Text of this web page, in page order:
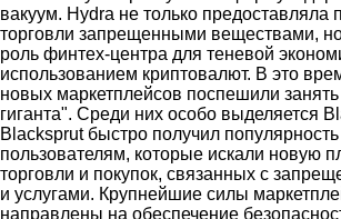
вакуум. Hydra не только предоставляла
торговли запрещенными веществами,
роль финтех-центра для теневой
использованием криптовалют. В это
новых маркетплейсов поспешили
гиганта". Среди них особо выделяется
Blacksprut быстро получил
пользователям, которые искали новую
торговли и покупок, связанных с
и услугами. Крупнейшие силы
направлены на обеспечение